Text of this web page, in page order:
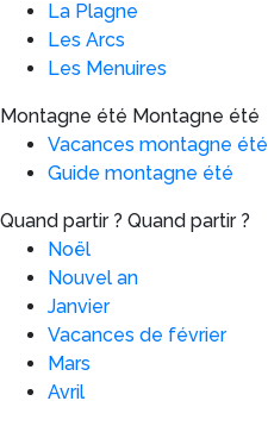
La Plagne
Les Arcs
Les Menuires
Montagne été Montagne été
Vacances montagne été
Guide montagne été
Quand partir ? Quand partir ?
Noël
Nouvel an
Janvier
Vacances de février
Mars
Avril